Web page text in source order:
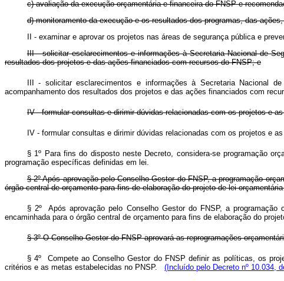
c) avaliação da execução orçamentária e financeira do FNSP e
d) monitoramento da execução e os resultados dos programas, das
II - examinar e aprovar os projetos nas áreas de segurança pública e
III - solicitar esclarecimentos e informações à Secretaria Nacional de
resultados dos projetos e das ações financiados com recursos do FNSP; e
III - solicitar esclarecimentos e informações à Secretaria Nacional
acompanhamento dos resultados dos projetos e das ações financiados com
IV - formular consultas e dirimir dúvidas relacionadas com os projetos e
IV - formular consultas e dirimir dúvidas relacionadas com os projetos e
§ 1º Para fins do disposto neste Decreto, considera-se programação
programação específicas definidas em lei.
§ 2º Após aprovação pelo Conselho Gestor do FNSP, a programação
órgão central de orçamento para fins de elaboração do projeto de lei
§ 2º Após aprovação pelo Conselho Gestor do FNSP, a
encaminhada para o órgão central de orçamento para fins de elaboração do
§ 3º O Conselho Gestor do FNSP aprovará as reprogramações
§ 4º Compete ao Conselho Gestor do FNSP definir as políticas, os
critérios e as metas estabelecidas no PNSP. (Incluído pelo Decreto nº 10.034,